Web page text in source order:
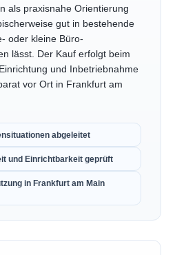
als praxisnahe Orientierung
gut in bestehende
oder kleine Büro-
lässt. Der Kauf erfolgt beim
und Inbetriebnahme
vor Ort in Frankfurt am
abgeleitet
und Einrichtbarkeit geprüft
in Frankfurt am Main